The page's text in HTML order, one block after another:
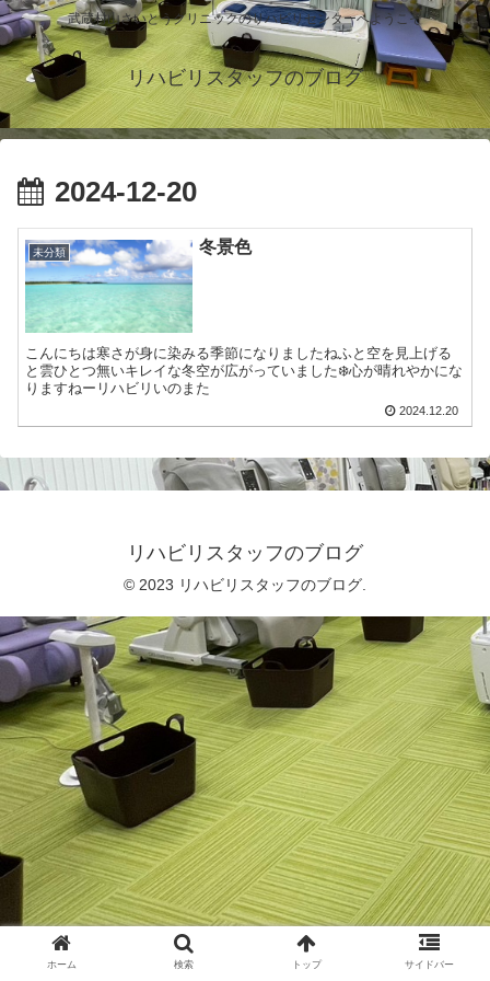
武蔵村山さいとうクリニックのリハビリセンターへようこそ
リハビリスタッフのブログ
2024-12-20
未分類 冬景色
こんにちは寒さが身に染みる季節になりましたねふと空を見上げる
と雲ひとつ無いキレイな冬空が広がっていました❄️心が晴れやかにな
りますねーリハビリいのまた
2024.12.20
リハビリスタッフのブログ
© 2023 リハビリスタッフのブログ.
ホーム 検索 トップ サイドバー